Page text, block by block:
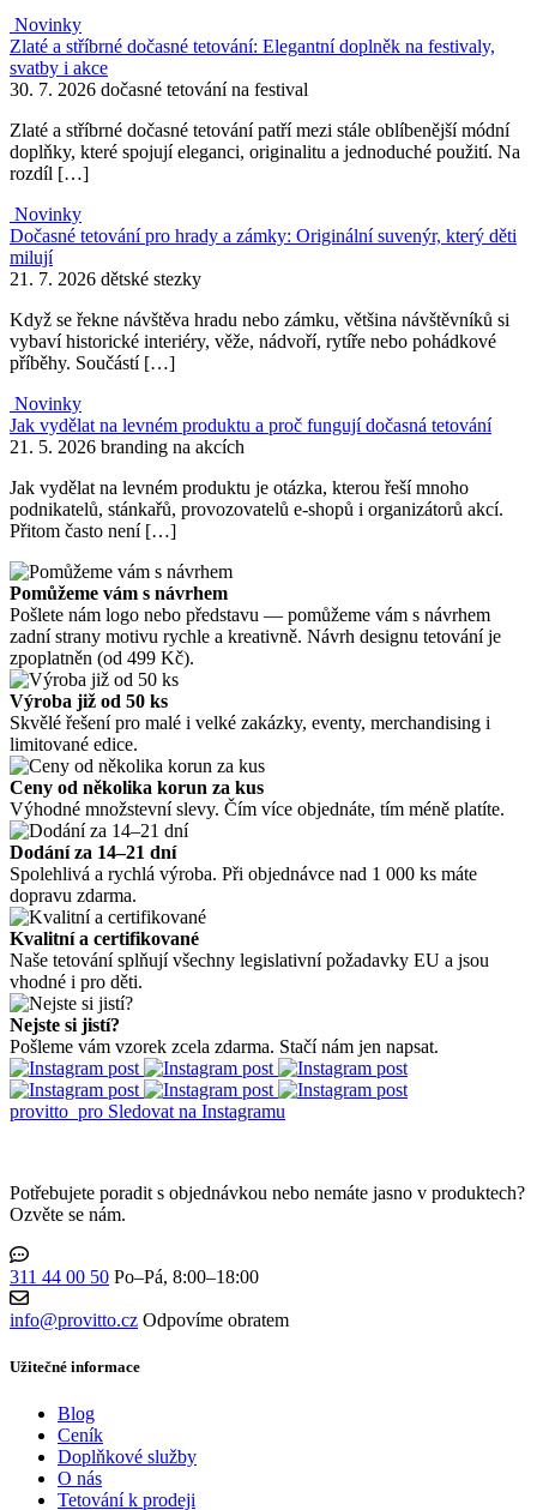
Novinky
Zlaté a stříbrné dočasné tetování: Elegantní doplněk na festivaly,
svatby i akce
30. 7. 2026 dočasné tetování na festival
Zlaté a stříbrné dočasné tetování patří mezi stále oblíbenější módní
doplňky, které spojují eleganci, originalitu a jednoduché použití. Na
rozdíl […]
Novinky
Dočasné tetování pro hrady a zámky: Originální suvenýr, který děti
milují
21. 7. 2026 dětské stezky
Když se řekne návštěva hradu nebo zámku, většina návštěvníků si
vybaví historické interiéry, věže, nádvoří, rytíře nebo pohádkové
příběhy. Součástí […]
Novinky
Jak vydělat na levném produktu a proč fungují dočasná tetování
21. 5. 2026 branding na akcích
Jak vydělat na levném produktu je otázka, kterou řeší mnoho
podnikatelů, stánkařů, provozovatelů e-shopů i organizátorů akcí.
Přitom často není […]
Pomůžeme vám s návrhem
Pošlete nám logo nebo představu — pomůžeme vám s návrhem
zadní strany motivu rychle a kreativně. Návrh designu tetování je
zpoplatněn (od 499 Kč).
Výroba již od 50 ks
Skvělé řešení pro malé i velké zakázky, eventy, merchandising i
limitované edice.
Ceny od několika korun za kus
Výhodné množstevní slevy. Čím více objednáte, tím méně platíte.
Dodání za 14–21 dní
Spolehlivá a rychlá výroba. Při objednávce nad 1 000 ks máte
dopravu zdarma.
Kvalitní a certifikované
Naše tetování splňují všechny legislativní požadavky EU a jsou
vhodné i pro děti.
Nejste si jistí?
Pošleme vám vzorek zcela zdarma. Stačí nám jen napsat.
provitto_pro Sledovat na Instagramu
Potřebujete poradit s objednávkou nebo nemáte jasno v produktech?
Ozvěte se nám.
311 44 00 50 Po–Pá, 8:00–18:00
info@provitto.cz Odpovíme obratem
Užitečné informace
Blog
Ceník
Doplňkové služby
O nás
Tetování k prodeji